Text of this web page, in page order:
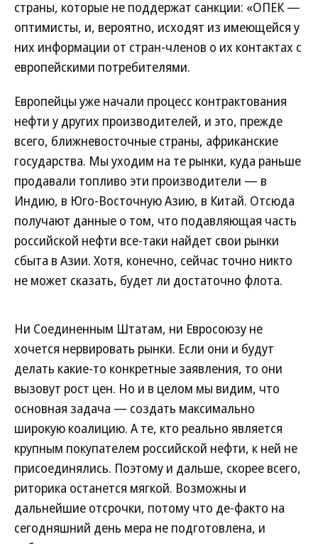
страны, которые не поддержат санкции: «ОПЕК —
оптимисты, и, вероятно, исходят из имеющейся у
них информации от стран-членов о их контактах с
европейскими потребителями.
Европейцы уже начали процесс контрактования
нефти у других производителей, и это, прежде
всего, ближневосточные страны, африканские
государства. Мы уходим на те рынки, куда раньше
продавали топливо эти производители — в
Индию, в Юго-Восточную Азию, в Китай. Отсюда
получают данные о том, что подавляющая часть
российской нефти все-таки найдет свои рынки
сбыта в Азии. Хотя, конечно, сейчас точно никто
не может сказать, будет ли достаточно флота.
Ни Соединенным Штатам, ни Евросоюзу не
хочется нервировать рынки. Если они и будут
делать какие-то конкретные заявления, то они
вызовут рост цен. Но и в целом мы видим, что
основная задача — создать максимально
широкую коалицию. А те, кто реально является
крупным покупателем российской нефти, к ней не
присоединялись. Поэтому и дальше, скорее всего,
риторика останется мягкой. Возможны и
дальнейшие отсрочки, потому что де-факто на
сегодняшний день мера не подготовлена, и